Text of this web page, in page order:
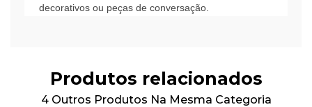
decorativos ou peças de conversação.
Produtos relacionados
4 Outros Produtos Na Mesma Categoria